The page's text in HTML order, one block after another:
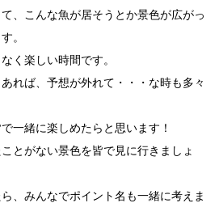
、こんな魚が居そうとか景色が広がっ
。
く楽しい時間です。
れば、予想が外れて・・・な時も多々
一緒に楽しめたらと思います！
とがない景色を皆で見に行きましょ
、みんなでポイント名も一緒に考えま